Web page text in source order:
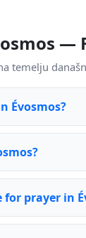
—
temelju
Évosmos?
prayer in